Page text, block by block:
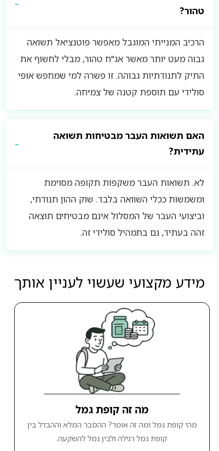
טהור?
הרכיב המנייתי המוגבל מאפשר פוטנציאל תשואה
גבוה מעט יותר מאשר אג"ח טהור, מבלי לחשוף את
התיק לתנודתיות גבוהה. זו פשרה למי שמחפש אופי
סולידי עם תוספת קטנה של צמיחה.
האם תשואות העבר מבטיחות תשואה
עתידית?
לא. תשואות העבר משקפות תקופה מסוימת
ומשמשות ככלי השוואה בלבד. שוק ההון תנודתי,
וביצועי העבר של המסלול אינם מבטיחים תוצאה
זהה בעתיד, גם בתמהיל סולידי זה.
מידע מקצועי שעשוי לעניין אותך
מה זה קופת גמל
מהי קופת גמל ומה זה אומר? ההסבר המלא וההבדל בין
קופת גמל רגילה ולבין גמל להשקעה.